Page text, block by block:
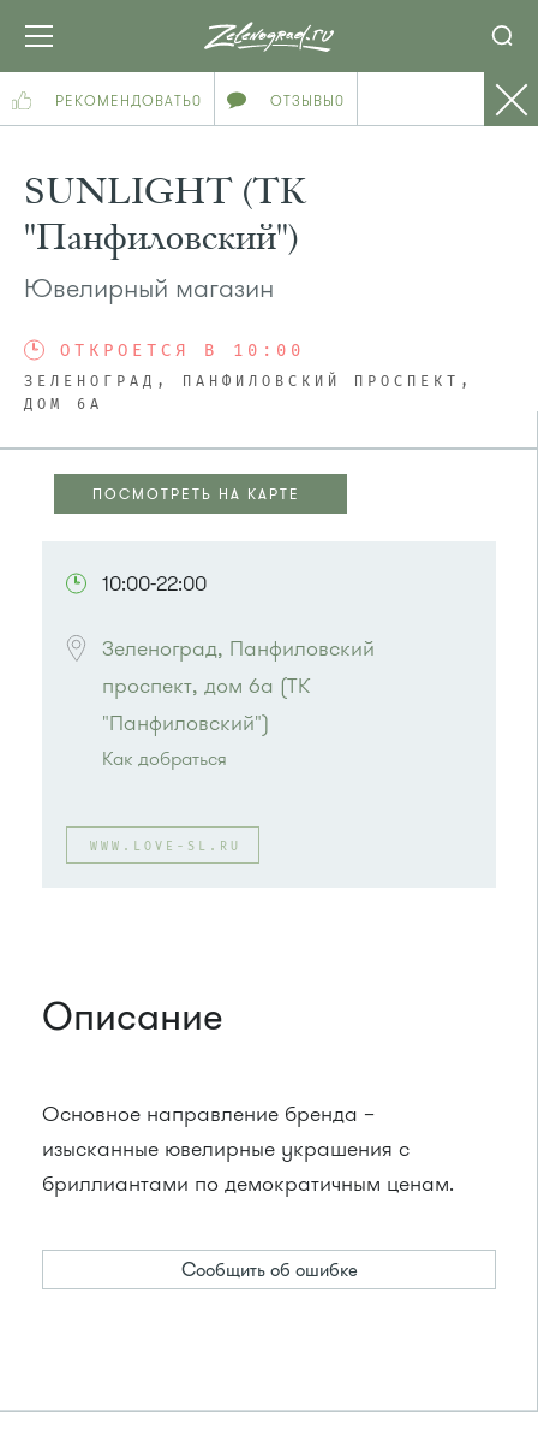
РЕКОМЕНДОВАТЬ0 ОТЗЫВЫ0
SUNLIGHT (ТК
"Панфиловский")
Ювелирный магазин
ОТКРОЕТСЯ В 10:00
ЗЕЛЕНОГРАД, ПАНФИЛОВСКИЙ ПРОСПЕКТ,
ДОМ 6А
ПОСМОТРЕТЬ НА КАРТЕ
10:00-22:00
Зеленоград, Панфиловский
проспект, дом 6а (ТК
"Панфиловский")
Как добраться
Автобусы № 3, 6, 7, 8, 9, 11, 13, 15, 23, 32, 45,
312, 377.
WWW.LOVE-SL.RU
Описание
Основное направление бренда –
изысканные ювелирные украшения с
бриллиантами по демократичным ценам.
Сообщить об ошибке